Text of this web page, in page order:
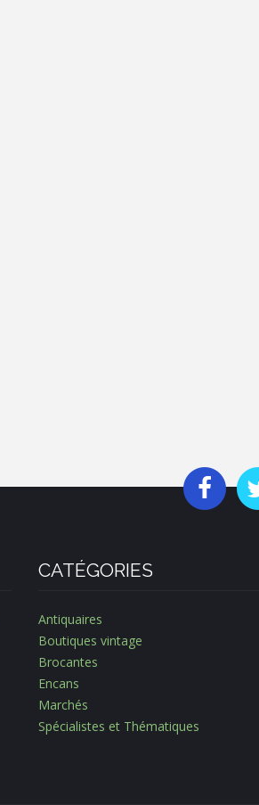
CATÉGORIES
Antiquaires
Boutiques vintage
Brocantes
Encans
Marchés
Spécialistes et Thématiques